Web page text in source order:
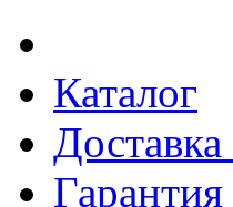
Каталог
Гарантия